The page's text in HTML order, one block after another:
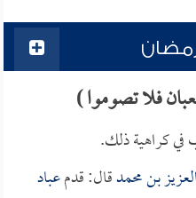
فلا تصوموا )
في كراهية ذلك.
بن محمدقال: قدمعباد